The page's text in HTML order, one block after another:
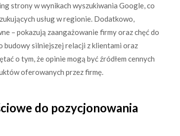
strony w wynikach wyszukiwania Google, co
usług w regionie. Dodatkowo,
– pokazują zaangażowanie firmy oraz chęć do
budowy silniejszej relacji z klientami oraz
o tym, że opinie mogą być źródłem cennych
oferowanych przez firmę.
do pozycjonowania